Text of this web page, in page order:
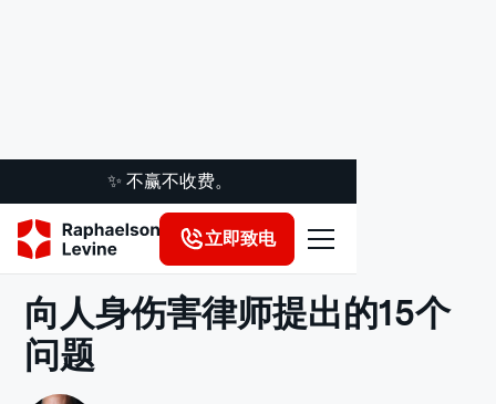
✨ 不赢不收费。
立即致电
法律洞察
向人身伤害律师提出的15个
问题